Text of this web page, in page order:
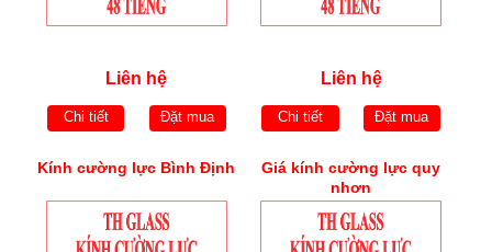
Liên hệ
Chi tiết Đặt mua
Liên hệ
Chi tiết Đặt mua
Kính cường lực Bình Định
Giá kính cường lực quy
nhơn